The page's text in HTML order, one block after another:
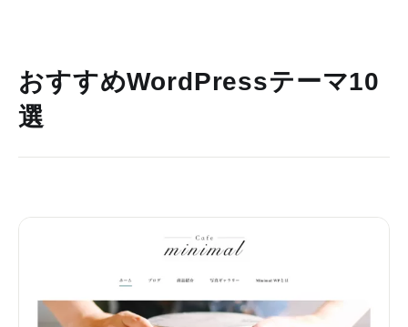
おすすめWordPressテーマ10
選